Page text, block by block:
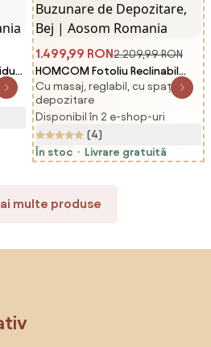
1.499,99 RON2.209,99 RON
HOMCOM Fotoliu Reclinabil
145° cu Masaj și Încălzire cu 5
Programe și 8 Puncte Vibrante,
Buzunare de Depozitare, Bej |
Aosom Romania
Cu masaj, reglabil, cu spațiu
depozitare
Disponibil în 2 e-shop-uri
(4)
În stoc
Livrare gratuită
multe produse